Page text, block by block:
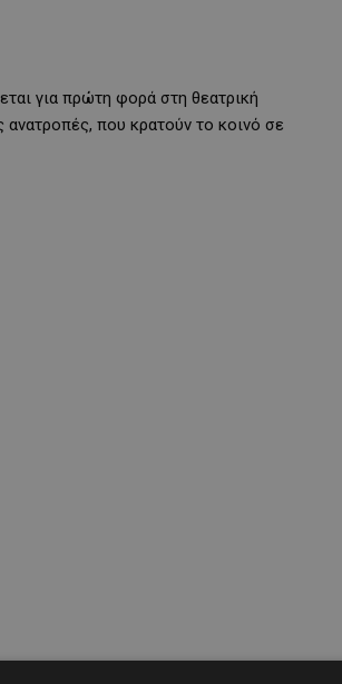
για πρώτη φορά στη θεατρική
ανατροπές, που κρατούν το κοινό σε